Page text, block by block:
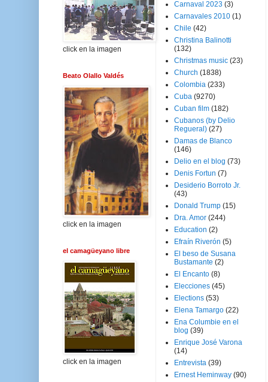
click en la imagen
Beato Olallo Valdés
click en la imagen
el camagüeyano libre
click en la imagen
Carnaval 2023 (3)
Carnavales 2010 (1)
Chile (42)
Christina Balinotti
(132)
Christmas music (23)
Church (1838)
Colombia (233)
Cuba (9270)
Cuban film (182)
Cubanos (by Delio
Regueral) (27)
Damas de Blanco
(146)
Delio en el blog (73)
Denis Fortun (7)
Desiderio Borroto Jr.
(43)
Donald Trump (15)
Dra. Amor (244)
Education (2)
Efraín Riverón (5)
El beso de Susana
Bustamante (2)
El Encanto (8)
Elecciones (45)
Elections (53)
Elena Tamargo (22)
Ena Columbie en el
blog (39)
Enrique José Varona
(14)
Entrevista (39)
Ernest Heminway (90)